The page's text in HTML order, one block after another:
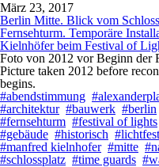
März 23, 2017
Berlin Mitte. Blick vom
Fernsehturm. Temporäre
Kielnhöfer beim Festival of
Foto von 2012 vor Beginn der
Picture taken 2012 before
begins.
#abendstimmung
#architektur #bauwerk #berlin
#fernsehturm #festival of lights
#gebäude #historisch
#manfred kielnhofer #mitte
#schlossplatz #time guards